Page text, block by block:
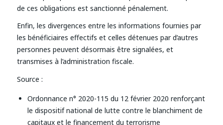
de ces obligations est sanctionné pénalement.
Enfin, les divergences entre les informations fournies par
les bénéficiaires effectifs et celles détenues par d’autres
personnes peuvent désormais être signalées, et
transmises à l’administration fiscale.
Source :
Ordonnance n° 2020-115 du 12 février 2020 renforçant
le dispositif national de lutte contre le blanchiment de
capitaux et le financement du terrorisme